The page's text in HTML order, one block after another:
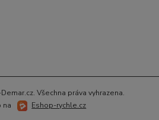
Všechna práva vyhrazena.
na
Eshop-rychle.cz